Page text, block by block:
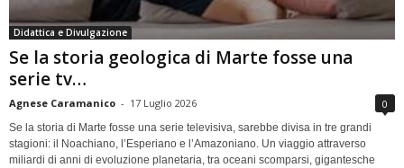
Didattica e Divulgazione
Se la storia geologica di Marte fosse una
serie tv…
Agnese Caramanico - 17 Luglio 2026 0
Se la storia di Marte fosse una serie televisiva, sarebbe divisa in tre grandi
stagioni: il Noachiano, l’Esperiano e l’Amazoniano. Un viaggio attraverso
miliardi di anni di evoluzione planetaria, tra oceani scomparsi, gigantesche